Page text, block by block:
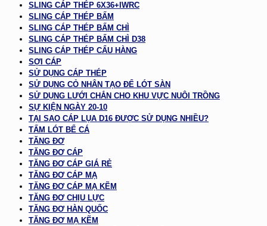
SLING CÁP THÉP 6X36+IWRC
SLING CÁP THÉP BẤM
SLING CÁP THÉP BẤM CHÌ
SLING CÁP THÉP BẤM CHÌ D38
SLING CÁP THÉP CẨU HÀNG
SỢI CÁP
SỬ DỤNG CÁP THÉP
SỬ DỤNG CỎ NHÂN TẠO ĐỂ LÓT SÀN
SỬ DỤNG LƯỚI CHẮN CHO KHU VỰC NUÔI TRỒNG
SỰ KIỆN NGÀY 20-10
TẠI SAO CÁP LỤA D16 ĐƯỢC SỬ DỤNG NHIỀU?
TẤM LÓT BỂ CÁ
TĂNG ĐƠ
TĂNG ĐƠ CÁP
TĂNG ĐƠ CÁP GIÁ RẺ
TĂNG ĐƠ CÁP MẠ
TĂNG ĐƠ CÁP MẠ KẼM
TĂNG ĐƠ CHỊU LỰC
TĂNG ĐƠ HÀN QUỐC
TĂNG ĐƠ MẠ KẼM